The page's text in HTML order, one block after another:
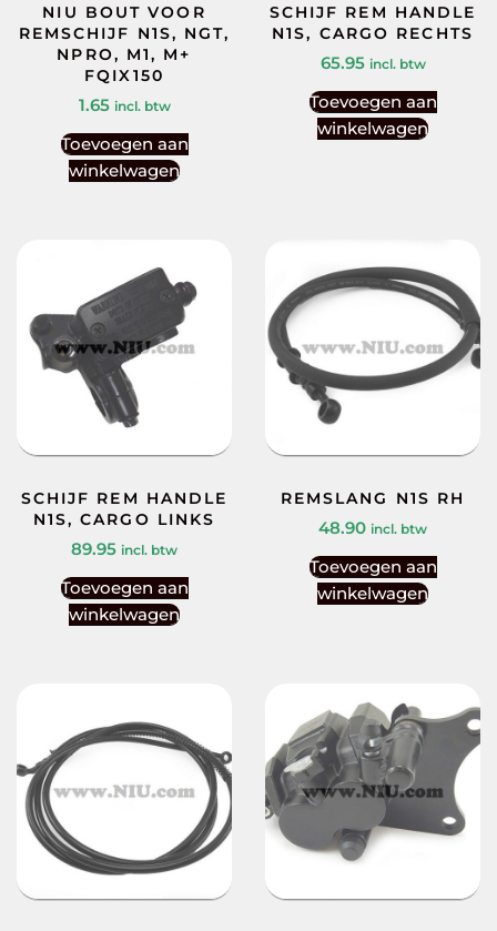
NIU BOUT VOOR
REMSCHIJF N1S, NGT,
NPRO, M1, M+
FQIX150
1.65 incl. btw
Toevoegen aan
winkelwagen
SCHIJF REM HANDLE
N1S, CARGO RECHTS
65.95 incl. btw
Toevoegen aan
winkelwagen
SCHIJF REM HANDLE
N1S, CARGO LINKS
89.95 incl. btw
Toevoegen aan
winkelwagen
REMSLANG N1S RH
48.90 incl. btw
Toevoegen aan
winkelwagen